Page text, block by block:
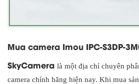
Mua camera Imou IPC-S3DP-
SkyCamera là một địa chỉ chuyên
camera chính hãng hiện nay. Khi mua